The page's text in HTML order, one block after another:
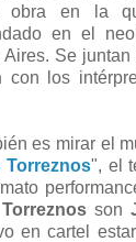
obra en la
en el
Se
con los
es mirar el
Torreznos", el
son
en cartel